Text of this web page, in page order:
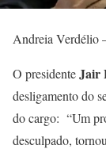
Andreia Verdélio
O presidenteJair
desligamento do
do cargo: “Um
desculpado,